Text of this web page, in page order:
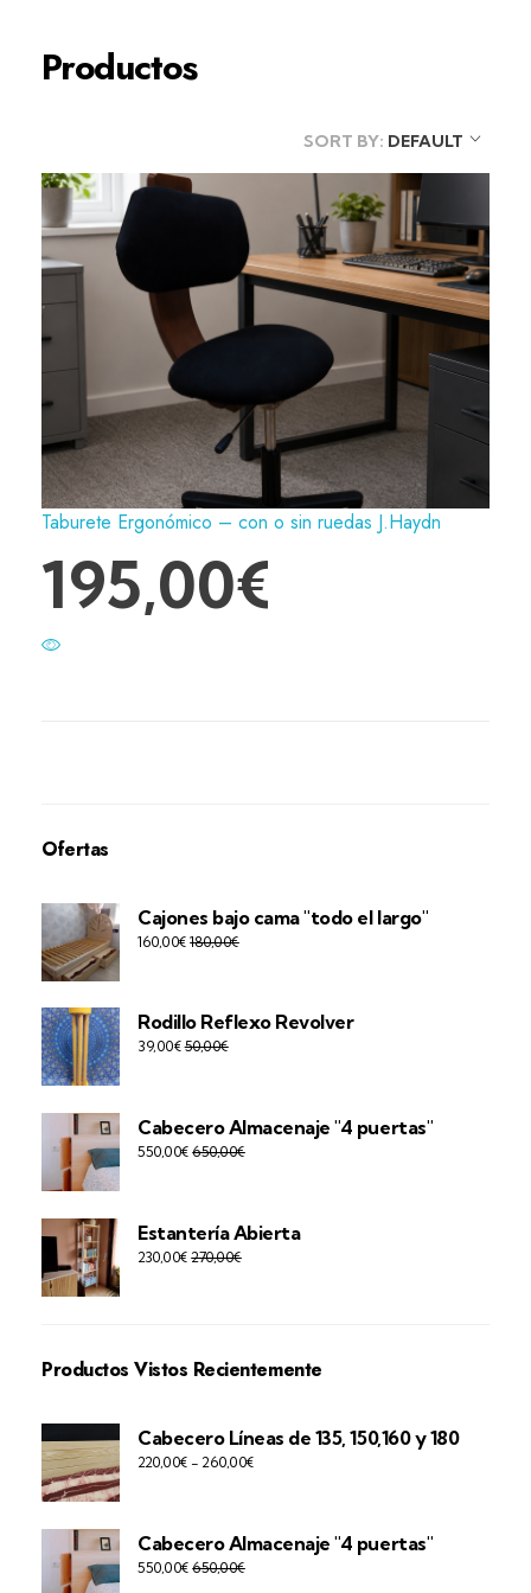
Productos
SORT BY: DEFAULT
Taburete Ergonómico – con o sin ruedas J.Haydn
195,00€
Ofertas
Cajones bajo cama "todo el largo"
160,00€ 180,00€
Rodillo Reflexo Revolver
39,00€50,00€
Cabecero Almacenaje "4 puertas"
550,00€ 650,00€
Estantería Abierta
230,00€ 270,00€
Productos Vistos Recientemente
Cabecero Líneas de 135, 150,160 y 180
220,00€ - 260,00€
Cabecero Almacenaje "4 puertas"
550,00€ 650,00€